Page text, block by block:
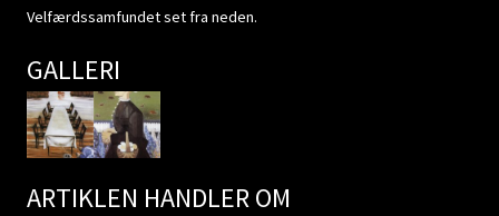
Velfærdssamfundet set fra neden.
GALLERI
ARTIKLEN HANDLER OM